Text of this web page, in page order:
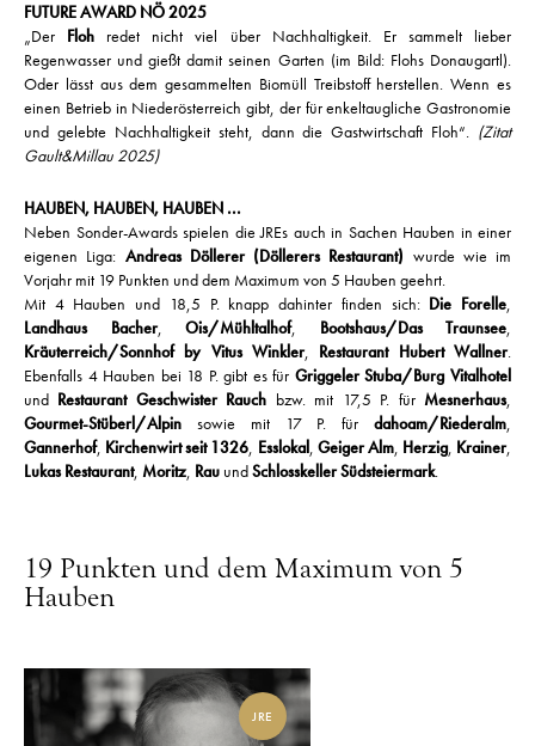
FUTURE AWARD NÖ 2025
„Der Floh redet nicht viel über Nachhaltigkeit. Er sammelt lieber
Regenwasser und gießt damit seinen Garten (im Bild: Flohs Donaugartl).
Oder lässt aus dem gesammelten Biomüll Treibstoff herstellen. Wenn es
einen Betrieb in Niederösterreich gibt, der für enkeltaugliche Gastronomie
und gelebte Nachhaltigkeit steht, dann die Gastwirtschaft Floh“. (Zitat
Gault&Millau 2025)
HAUBEN, HAUBEN, HAUBEN ...
Neben Sonder-Awards spielen die JREs auch in Sachen Hauben in einer
eigenen Liga: Andreas Döllerer (Döllerers Restaurant) wurde wie im
Vorjahr mit 19 Punkten und dem Maximum von 5 Hauben geehrt.
Mit 4 Hauben und 18,5 P. knapp dahinter finden sich: Die Forelle,
Landhaus Bacher, Ois/Mühltalhof, Bootshaus/Das Traunsee,
Kräuterreich/Sonnhof by Vitus Winkler, Restaurant Hubert Wallner.
Ebenfalls 4 Hauben bei 18 P. gibt es für Griggeler Stuba/Burg Vitalhotel
und Restaurant Geschwister Rauch bzw. mit 17,5 P. fürMesnerhaus,
Gourmet-Stüberl/Alpin sowie mit 17 P. für dahoam/Riederalm,
Gannerhof, Kirchenwirt seit 1326, Esslokal, Geiger Alm, Herzig, Krainer,
Lukas Restaurant, Moritz, Rau undSchlosskeller Südsteiermark.
19 Punkten und dem Maximum von 5
Hauben
JRE